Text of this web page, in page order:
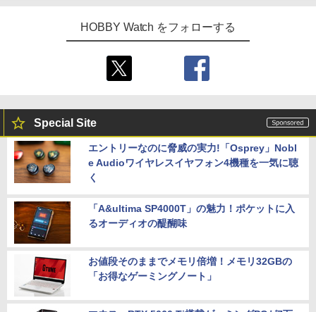
HOBBY Watch をフォローする
Special Site
エントリーなのに脅威の実力!「Osprey」Nobl
e Audioワイヤレスイヤフォン4機種を一気に聴
く
「A&ultima SP4000T」の魅力！ポケットに入
るオーディオの醍醐味
お値段そのままでメモリ倍増！メモリ32GBの
「お得なゲーミングノート」